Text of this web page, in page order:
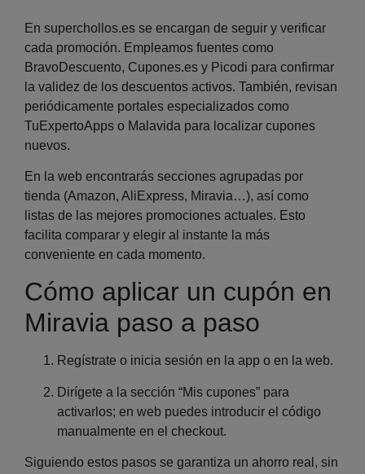
En superchollos.es se encargan de seguir y verificar
cada promoción. Empleamos fuentes como
BravoDescuento, Cupones.es y Picodi para confirmar
la validez de los descuentos activos. También, revisan
periódicamente portales especializados como
TuExpertoApps o Malavida para localizar cupones
nuevos.
En la web encontrarás secciones agrupadas por
tienda (Amazon, AliExpress, Miravia…), así como
listas de las mejores promociones actuales. Esto
facilita comparar y elegir al instante la más
conveniente en cada momento.
Cómo aplicar un cupón en
Miravia paso a paso
Regístrate o inicia sesión en la app o en la web.
Dirígete a la sección “Mis cupones” para
activarlos; en web puedes introducir el código
manualmente en el checkout.
Siguiendo estos pasos se garantiza un ahorro real, sin